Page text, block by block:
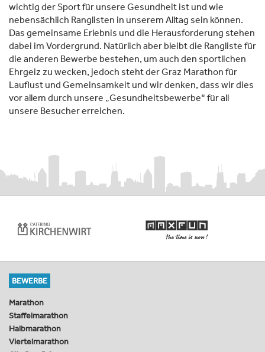
wichtig der Sport für unsere Gesundheit ist und wie
nebensächlich Ranglisten in unserem Alltag sein können.
Das gemeinsame Erlebnis und die Herausforderung stehen
dabei im Vordergrund. Natürlich aber bleibt die Rangliste für
die anderen Bewerbe bestehen, um auch den sportlichen
Ehrgeiz zu wecken, jedoch steht der Graz Marathon für
Lauflust und Gemeinsamkeit und wir denken, dass wir dies
vor allem durch unsere „Gesundheitsbewerbe“ für all
unsere Besucher erreichen.
BEWERBE
Marathon
Staffelmarathon
Halbmarathon
Viertelmarathon